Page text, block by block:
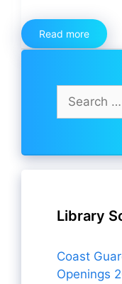
Read more
Search
for:
Library
Coast
Openings